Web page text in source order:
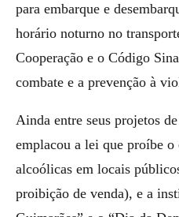
para embarque e
horário noturno no
Cooperação e o Código
combate e a prevenção à
Ainda entre seus projetos
emplacou a lei que proíbe o
alcoólicas em locais
proibição de venda), e a